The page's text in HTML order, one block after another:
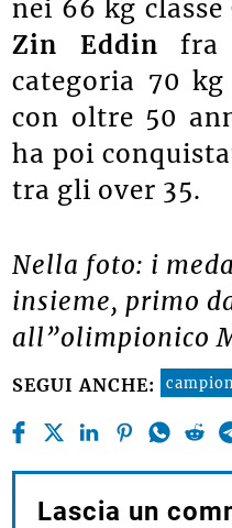
nei 66 kg classe
Zin Eddin fra
categoria 70
con oltre 50
ha poi
tra gli over 35.
Nella foto: i
insieme, primo
all”olimpionico
SEGUI ANCHE:
Lascia un